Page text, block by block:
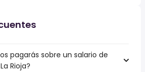
pagarás sobre un salario de
Rioja?